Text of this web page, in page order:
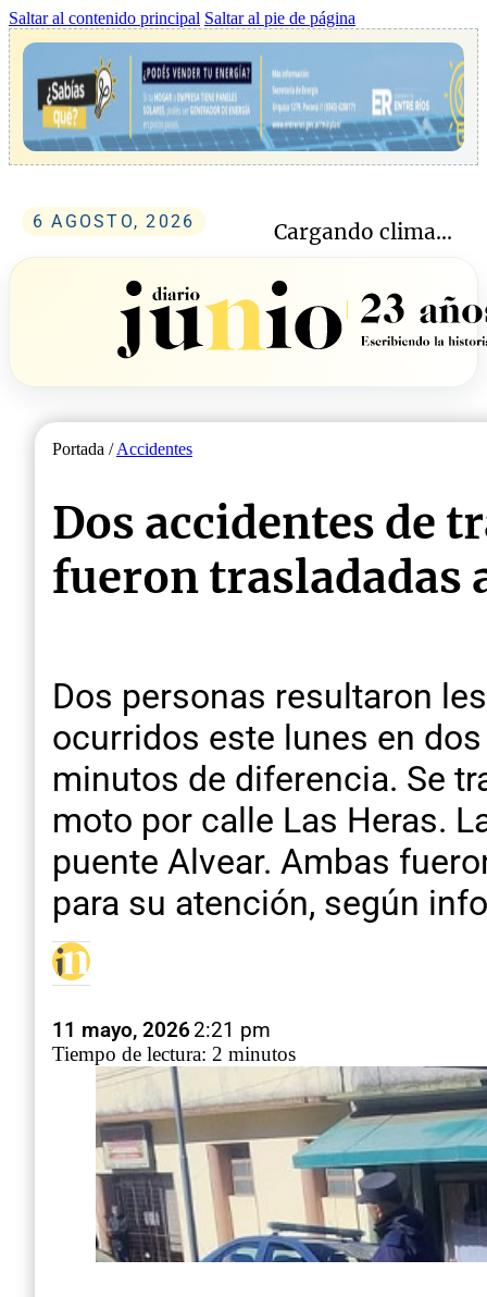
Saltar al contenido principal Saltar al pie de página
6 AGOSTO, 2026 Cargando clima...
Portada /Accidentes
Dos accidentes de
fueron trasladadas
Dos personas resultaron
ocurridos este lunes en
minutos de diferencia. Se
moto por calle Las Heras.
puente Alvear. Ambas
para su atención, según
11 mayo, 20262:21 pm
Tiempo de lectura: 2 minutos